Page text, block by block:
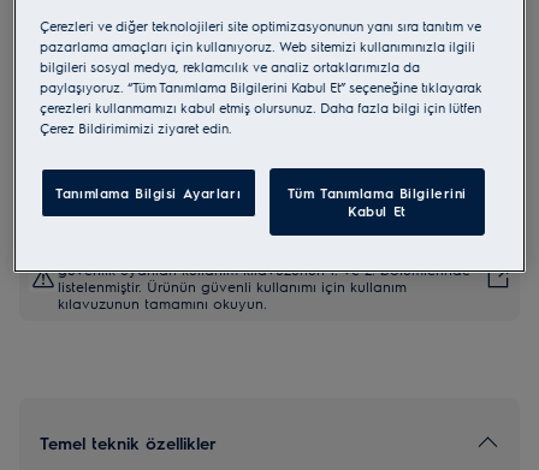
LFB3AE82R
Ankastre Soğutucu
5 (35)
AB Ürün Bilgi Fişi
güvenlik uyarıları kullanım kılavuzunun 1. ve 2. bölümlerinde
listelenmiştir. Ürünün güvenli kullanımı için kullanım
kılavuzunun tamamını okuyun.
Temel teknik özellikler
Çerezleri ve diğer teknolojileri site optimizasyonunun yanı sıra tanıtım ve
pazarlama amaçları için kullanıyoruz. Web sitemizi kullanımınızla ilgili
bilgileri sosyal medya, reklamcılık ve analiz ortaklarımızla da
paylaşıyoruz. “Tüm Tanımlama Bilgilerini Kabul Et” seçeneğine tıklayarak
çerezleri kullanmamızı kabul etmiş olursunuz. Daha fazla bilgi için lütfen
Çerez Bildirimimizi ziyaret edin.
Tanımlama Bilgisi Ayarları
Tüm Tanımlama Bilgilerini
Kabul Et